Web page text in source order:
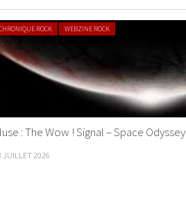
ROCK WEBZINE ROCK
: The Wow ! Signal – Space Odyssey
JUILLET 2026